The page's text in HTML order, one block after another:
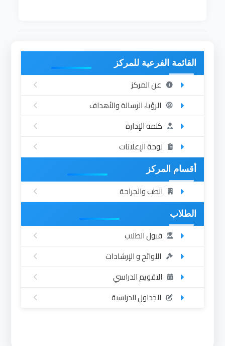
القائمة الفرعية للمركز
عن المركز
الرؤيا، الرسالة والأهداف
كلمة الإدارة
لوحة الإعلانات
أقسام المركز
الطب والجراحة
الطلاب
قبول الطلاب
اللوائح و الإرشادات
التقويم الدراسي
الجداول الدراسية